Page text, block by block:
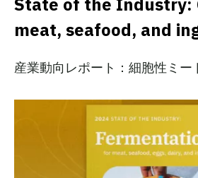
meat, seafood, and
産業動向レポート：細胞性ミ